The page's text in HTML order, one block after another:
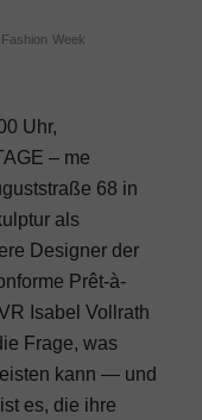
Week
Uhr,
– me
68 in
als
Designer der
Prêt-à-
Isabel Vollrath
Frage, was
kann — und
es, die ihre